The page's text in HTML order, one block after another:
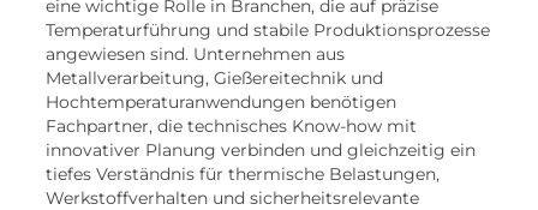
eine wichtige Rolle in Branchen, die auf präzise
Temperaturführung und stabile Produktionsprozesse
angewiesen sind. Unternehmen aus
Metallverarbeitung, Gießereitechnik und
Hochtemperaturanwendungen benötigen
Fachpartner, die technisches Know-how mit
innovativer Planung verbinden und gleichzeitig ein
tiefes Verständnis für thermische Belastungen,
Werkstoffverhalten und sicherheitsrelevante